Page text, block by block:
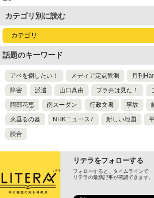
カテゴリ別に読む
話題のキーワード
アベを倒したい！ メディア定点観測 月刊
障害 派遣 山口真由 ブラ弁は見た！
阿部花恵 南スーダン 行政文書 事故
火垂るの墓 NHKニュース7 新しい地図
談合
リテラをフォローする
フォローすると、タイムラインで
リテラの最新記事が確認できます。